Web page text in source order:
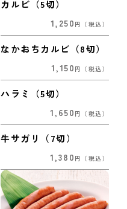
カルビ（5切）
1,250 円 （税込）
なかおちカルビ（8切）
1,150 円 （税込）
ハラミ（5切）
1,650 円 （税込）
牛サガリ（7切）
1,380 円 （税込）